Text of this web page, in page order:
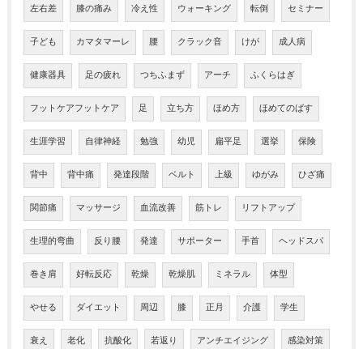
左右差 膝の痛み 冷え性 ウォーキング 転倒 セミナー
子ども カマタマーレ 腰 クラック音 けが 成人病
健康器具 足の疲れ つちふまず アーチ ふくらはぎ
フットケアフットケア 足 立ち方 ほめ方 ほめてのばす
生涯学習 自律神経 勉強 幼児 扁平足 選挙 保険
背中 背中痛 発達段階 ベルト 上級 ゆがみ ひざ痛
関節痛 マッサージ 血流改善 筋トレ リフトアップ
生理的弯曲 反り腰 発達 サポーター 手首 ヘッドスパ
巻き肩 好転反応 乾燥 乾燥肌 ミネラル 体型
やせる ダイエット 周辺 膝 正月 介護 学生
衰え 老化 抗酸化 若返り アンチエイジング 感染対策